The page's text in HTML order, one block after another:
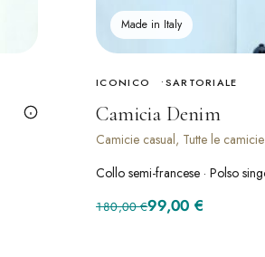
Made in Italy
ICONICO SARTORIALE
Camicia Denim
Camicie casual, Tutte le camicie
Collo semi-francese · Polso
180,00€
Il prezzo originale era:
99,00 €
Il prezzo attuale è: